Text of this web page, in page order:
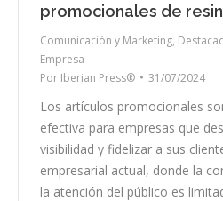
promocionales de
Comunicación y Marketing,
Empresa
Por Iberian Press® 31/07/2024
Los artículos promocionales
efectiva para empresas que
visibilidad y fidelizar a sus
empresarial actual, donde la
la atención del público es